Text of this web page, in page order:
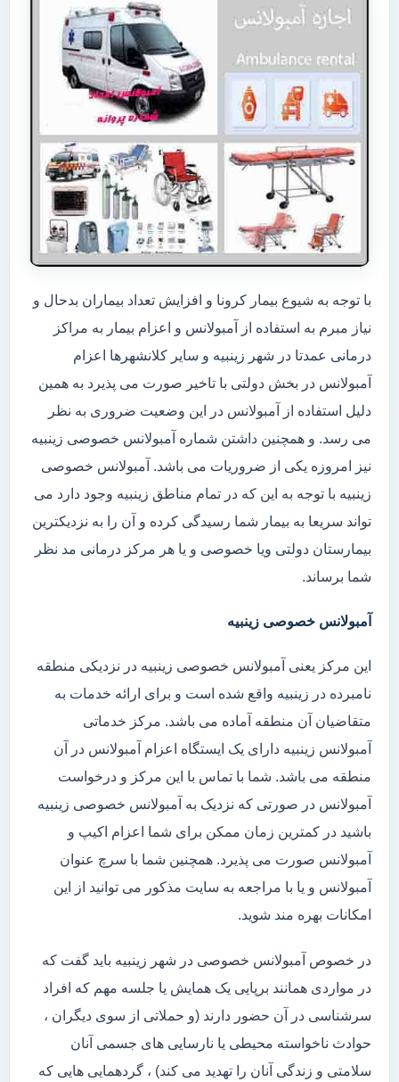
با توجه به شیوع بیمار کرونا و افزایش تعداد بیماران بدحال و
نیاز مبرم به استفاده از آمبولانس و اعزام بیمار به مراکز
درمانی عمدتا در شهر زینبیه و سایر کلانشهرها اعزام
آمبولانس در بخش دولتی با تاخیر صورت می پذیرد به همین
دلیل استفاده از آمبولانس در این وضعیت ضروری به نظر
می رسد. و همچنین داشتن شماره آمبولانس خصوصی زینبیه
نیز امروزه یکی از ضروریات می باشد. آمبولانس خصوصی
زینبیه با توجه به این که در تمام مناطق زینبیه وجود دارد می
تواند سریعا به بیمار شما رسیدگی کرده و آن را به نزدیکترین
بیمارستان دولتی ویا خصوصی و یا هر مرکز درمانی مد نظر
شما برساند.
آمبولانس خصوصی زینبیه
این مرکز یعنی آمبولانس خصوصی زینبیه در نزدیکی منطقه
نامبرده در زینبیه واقع شده است و برای ارائه خدمات به
متقاضیان آن منطقه آماده می باشد. مرکز خدماتی
آمبولانس زینبیه دارای یک ایستگاه اعزام آمبولانس در آن
منطقه می باشد. شما با تماس با این مرکز و درخواست
آمبولانس در صورتی که نزدیک به آمبولانس خصوصی زینبیه
باشید در کمترین زمان ممکن برای شما اعزام اکیپ و
آمبولانس صورت می پذیرد. همچنین شما با سرچ عنوان
آمبولانس و یا با مراجعه به سایت مذکور می توانید از این
امکانات بهره مند شوید.
در خصوص آمبولانس خصوصی در شهر زینبیه باید گفت که
در مواردی همانند برپایی یک همایش یا جلسه مهم که افراد
سرشناسی در آن حضور دارند (و حملاتی از سوی دیگران ،
حوادث ناخواسته محیطی یا نارسایی های جسمی آنان
سلامتی و زندگی آنان را تهدید می کند) ، گردهمایی هایی که